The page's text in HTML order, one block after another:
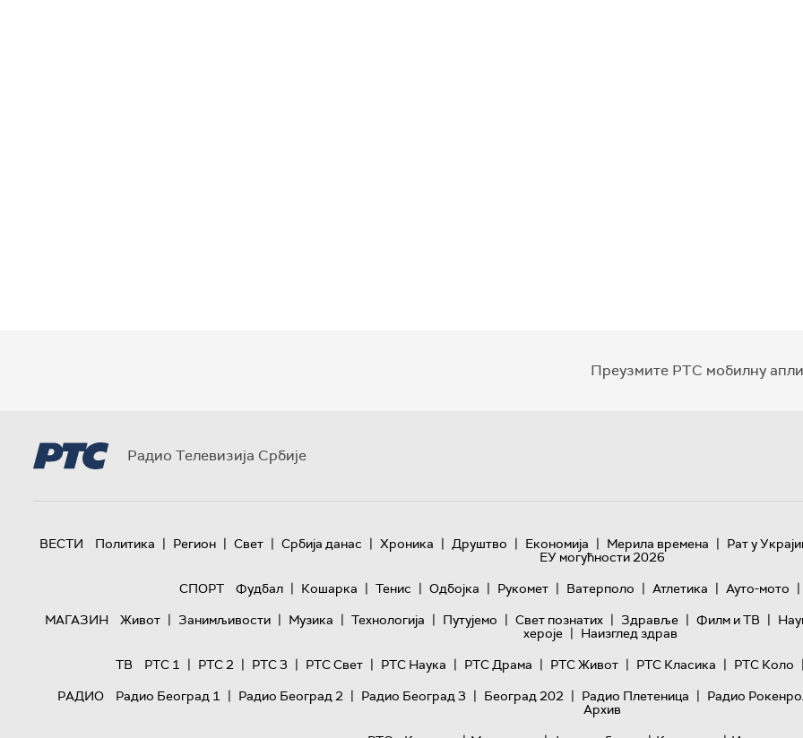
Преузмите РТС мобилну
Радио Телевизија Србије
ВЕСТИ Политика | Регион | Свет | Србија данас | Хроника | Друштво | Економија | Мерила времена | Рат у
ЕУ могућности 2026
СПОРТ
Фудбал | Кошарка | Тенис | Одбојка | Рукомет | Ватерполо | Атлетика | Ауто-мото |
МАГАЗИН
Живот | Занимљивости | Музика | Технологијa | Путујемо | Свет познатих | Здравље | Филм и ТВ |
хероје | Наизглед здрав
ТВ
РТС 1 | РТС 2 | РТС 3 | РТС Свет | РТС Наука | РТС Драма | РТС Живот | РТС Класика | РТС Коло |
РАДИО
Радио Београд 1 | Радио Београд 2 | Радио Београд 3 | Београд 202 | Радио Плетеница | Радио
Архив